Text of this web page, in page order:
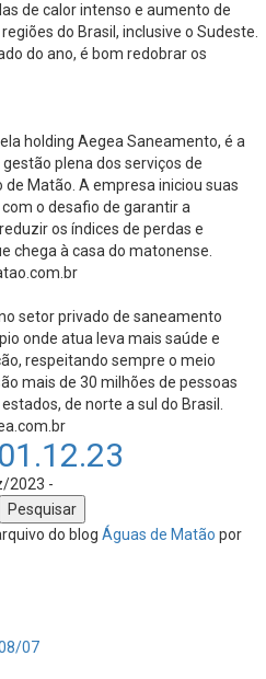
de calor intenso e aumento de
do Brasil, inclusive o Sudeste.
do ano, é bom redobrar os
holding Aegea Saneamento, é a
plena dos serviços de
Matão. A empresa iniciou suas
o desafio de garantir a
os índices de perdas e
chega à casa do matonense.
setor privado de saneamento
onde atua leva mais saúde e
respeitando sempre o meio
mais de 30 milhões de pessoas
de norte a sul do Brasil.
2023 -
do blog Águas de Matão por
07